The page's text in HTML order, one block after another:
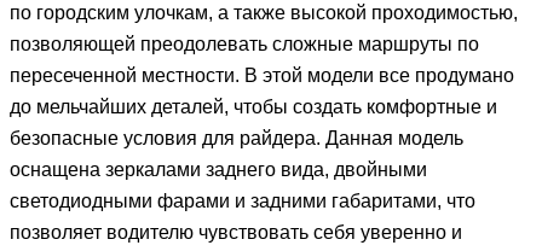
по городским улочкам, а также высокой проходимостью,
позволяющей преодолевать сложные маршруты по
пересеченной местности. В этой модели все продумано
до мельчайших деталей, чтобы создать комфортные и
безопасные условия для райдера. Данная модель
оснащена зеркалами заднего вида, двойными
светодиодными фарами и задними габаритами, что
позволяет водителю чувствовать себя уверенно и